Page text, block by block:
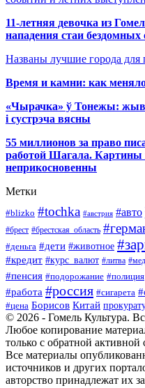
11-летняя девочка из
нападения стаи бездомных
Названы лучшие города для
Время и камни: как
«Чырачка» ў Тонежы:
і сустрэча вясны
55 миллионов за право
работой Шагала. Картины
неприкосновенны
Метки
#blizko #tochka #австрия #авто
#брест #брестская_область
#деньга #дети #животное
#кредит #курс_валют #литва
#пенсия #подорожание #полиция
#работа #россия #сигарета
#цена Борисов Китай
© 2026 - Гомель Культура.
Любое копирование
только с обратной активной
Все материалы
источников и других
авторство принадлежат их